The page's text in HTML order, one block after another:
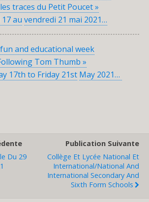
traces du Petit Poucet »
au vendredi 21 mai 2021…
and educational week
Tom Thumb »
17th to Friday 21st May 2021…
Du 29
Publication Suivante
Collège Et Lycée National Et
International/National And
International Secondary And
Sixth Form Schools